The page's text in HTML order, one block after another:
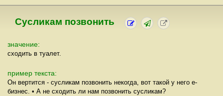
Сусликам позвонить
значение:
сходить в туалет.
пример текста:
Он вертится - сусликам позвонить некогда, вот такой у него е-
бизнес. • А не сходить ли нам позвонить сусликам?